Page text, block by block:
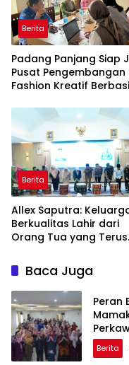
Berita
Padang Panjang Siap
Pusat Pengembangan
Fashion Kreatif
Berita
Allex Saputra:
Berkualitas Lahir dari
Orang Tua yang Terus
Baca Juga
Peran
Berita